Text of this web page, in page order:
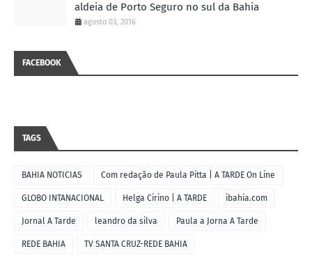
aldeia de Porto Seguro no sul da Bahia
agosto 03, 2016
FACEBOOK
TAGS
BAHIA NOTICIAS Com redação de Paula Pitta | A TARDE On Line
GLOBO INTANACIONAL Helga Cirino | A TARDE ibahia.com
Jornal A Tarde leandro da silva Paula a Jorna A Tarde
REDE BAHIA TV SANTA CRUZ-REDE BAHIA